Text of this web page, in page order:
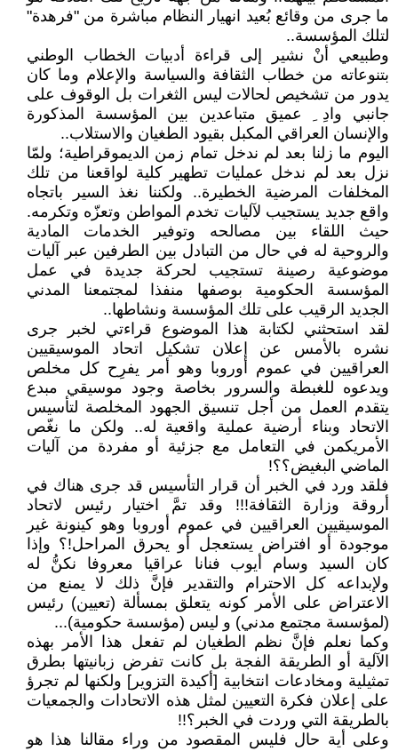
ما جرى من وقائع بُعيد انهيار النظام مباشرة من "فرهدة"
لتلك المؤسسة..
وطبيعي أنْ نشير إلى قراءة أدبيات الخطاب الوطني
بتنوعاته من خطاب الثقافة والسياسة والإعلام وما كان
يدور من تشخيص لحالات ليس الثغرات بل الوقوف على
جانبي وادِ ِ عميق متباعدين بين المؤسسة المذكورة
والإنسان العراقي المكبل بقيود الطغيان والاستلاب..
اليوم ما زلنا بعد لم ندخل تمام زمن الديموقراطية؛ ولمّا
نزل بعد لم ندخل عمليات تطهير كلية لواقعنا من تلك
المخلفات المرضية الخطيرة.. ولكننا نغذ السير باتجاه
واقع جديد يستجيب لآليات تخدم المواطن وتعزّه وتكرمه.
حيث اللقاء بين مصالحه وتوفير الخدمات المادية
والروحية له في حال من التبادل بين الطرفين عبر آليات
موضوعية رصينة تستجيب لحركة جديدة في عمل
المؤسسة الحكومية بوصفها منفذا لمجتمعنا المدني
الجديد الرقيب على تلك المؤسسة ونشاطها..
لقد استحثني لكتابة هذا الموضوع قراءتي لخبر جرى
نشره بالأمس عن إعلان تشكيل اتحاد الموسيقيين
العراقيين في عموم أوروبا وهو أمر يفرِح كل مخلص
ويدعوه للغبطة والسرور بخاصة وجود موسيقي مبدع
يتقدم العمل من أجل تنسيق الجهود المخلصة لتأسيس
الاتحاد وبناء أرضية عملية واقعية له.. ولكن ما نغّص
الأمريكمن في التعامل مع جزئية أو مفردة من آليات
الماضي البغيض؟؟!
فلقد ورد في الخبر أن قرار التأسيس قد جرى هناك في
أروقة وزارة الثقافة!!! وقد تمَّ اختيار رئيس لاتحاد
الموسيقيين العراقيين في عموم أوروبا وهو كينونة غير
موجودة أو افتراض يستعجل أو يحرق المراحل!؟ وإذا
كان السيد وسام أيوب فنانا عراقيا معروفا نكنُّ له
ولإبداعه كل الاحترام والتقدير فإنَّ ذلك لا يمنع من
الاعتراض على الأمر كونه يتعلق بمسألة (تعيين) رئيس
(لمؤسسة مجتمع مدني) و ليس (مؤسسة حكومية)...
وكما نعلم فإنَّ نظم الطغيان لم تفعل هذا الأمر بهذه
الآلية أو الطريقة الفجة بل كانت تفرض زبانيتها بطرق
تمثيلية ومخادعات انتخابية [أكيدة التزوير] ولكنها لم تجرؤ
على إعلان فكرة التعيين لمثل هذه الاتحادات والجمعيات
بالطريقة التي وردت في الخبر؟!!
وعلى أية حال فليس المقصود من وراء مقالنا هذا هو